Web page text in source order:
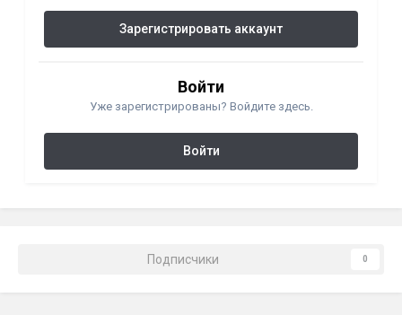
Зарегистрировать аккаунт
Войти
Уже зарегистрированы? Войдите здесь.
Войти
Подписчики 0